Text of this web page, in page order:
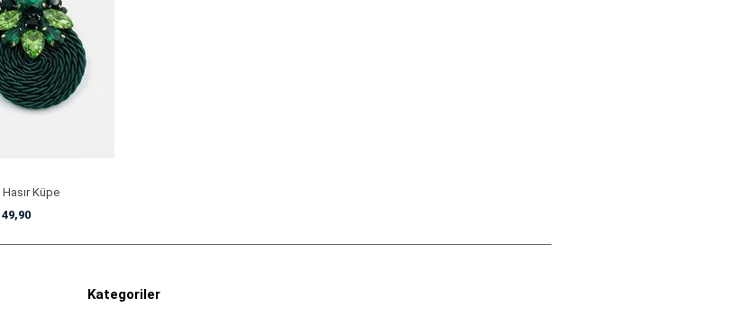
Küpe
Kategoriler